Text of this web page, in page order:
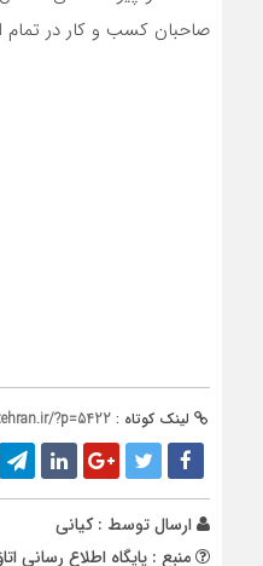
صاحبان کسب و کار در
لینک کوتاه : ?p=5422
ارسال توسط :کیانی
منبع : پایگاه اطلاع رسانی